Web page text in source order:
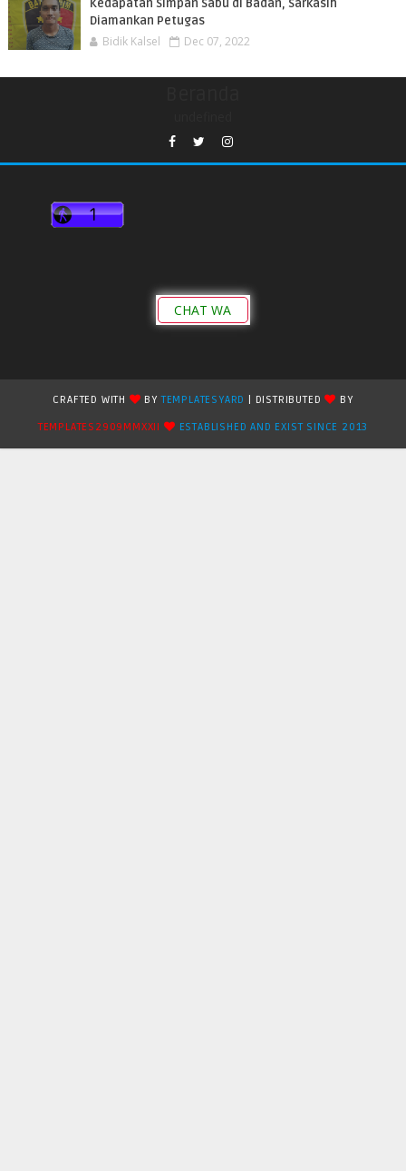
Kedapatan Simpan Sabu di Badan, Sarkasih
Diamankan Petugas
Bidik Kalsel Dec 07, 2022
CHAT WA
CRAFTED WITH BYTEMPLATESYARD | DISTRIBUTED
BY
TEMPLATES2909MMXXII
ESTABLISHED AND EXIST SINCE 2013